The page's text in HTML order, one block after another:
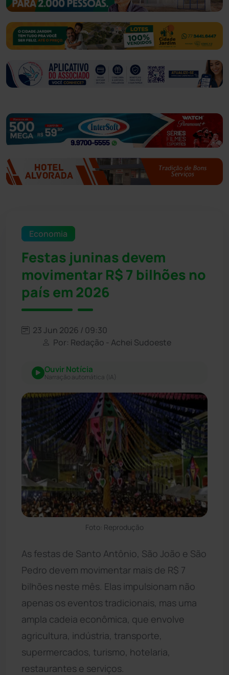
Economia
Festas juninas devem
movimentar R$ 7 bilhões no
país em 2026
23 Jun 2026 / 09:30
Por: Redação - Achei Sudoeste
Ouvir Notícia
Narração automática (IA)
Foto: Reprodução
As festas de Santo Antônio, São João e São
Pedro devem movimentar mais de R$ 7
bilhões neste mês. Elas impulsionam não
apenas os eventos tradicionais, mas uma
ampla cadeia econômica, que envolve
agricultura, indústria, transporte,
supermercados, turismo, hotelaria,
restaurantes e serviços.